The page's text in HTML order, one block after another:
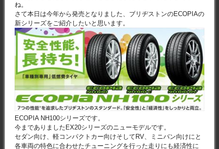
ね。
さて本日は今年から発売となりました、ブリヂストンのECOPIAの
新シリーズをご紹介したいと思います。
ECOPIA NH100シリーズです。
今までありましたEX20シリーズのニューモデルです。
セダン向け、軽コンパクトカー向けそしてRV、ミニバン向けにと
各車両の特色に合わせたチューニングを行った走りにも経済性に